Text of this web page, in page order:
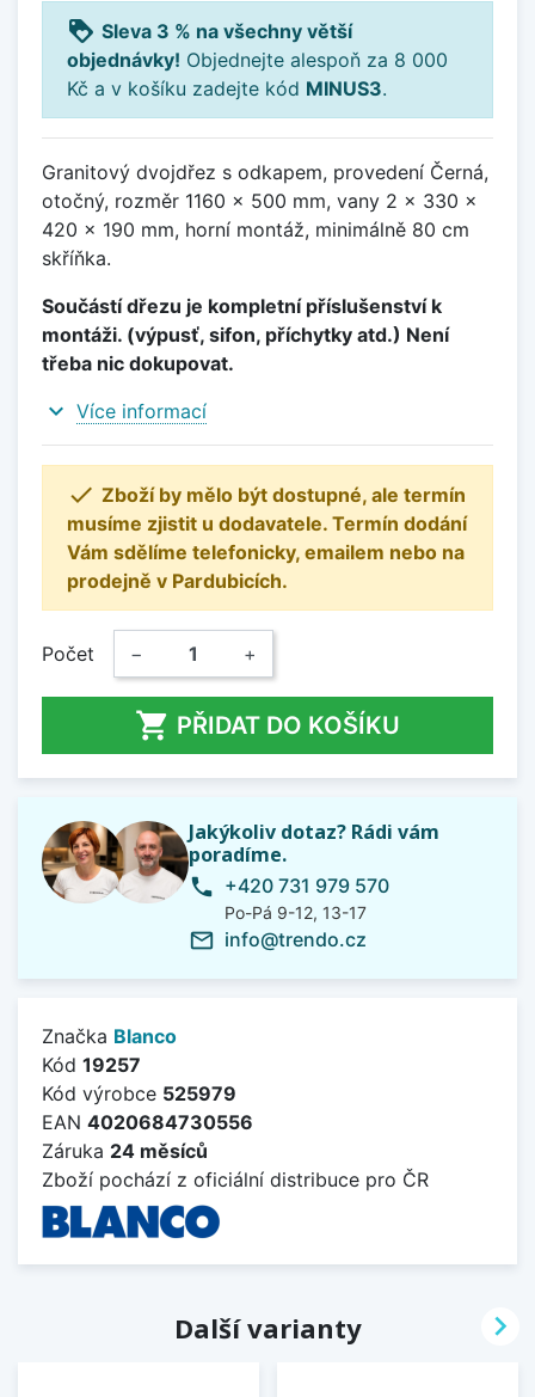
loyalty Sleva 3 % na všechny větší
objednávky! Objednejte alespoň za 8 000
Kč a v košíku zadejte kód MINUS3.
Granitový dvojdřez s odkapem, provedení Černá,
otočný, rozměr 1160 x 500 mm, vany 2 x 330 x
420 x 190 mm, horní montáž, minimálně 80 cm
skříňka.
Součástí dřezu je kompletní příslušenství k
montáži. (výpusť, sifon, příchytky atd.) Není
třeba nic dokupovat.
expand_more Více informací
 Zboží by mělo být dostupné, ale termín
musíme zjistit u dodavatele. Termín dodání
Vám sdělíme telefonicky, emailem nebo na
prodejně v Pardubicích.
Počet − +
 PŘIDAT DO KOŠÍKU
Jakýkoliv dotaz? Rádi vám
poradíme.
phone +420 731 979 570
Po-Pá 9-12, 13-17
mail_outline info@trendo.cz
Značka Blanco
Kód 19257
Kód výrobce 525979
EAN 4020684730556
Záruka 24 měsíců
Zboží pochází z oficiální distribuce pro ČR
Další varianty 